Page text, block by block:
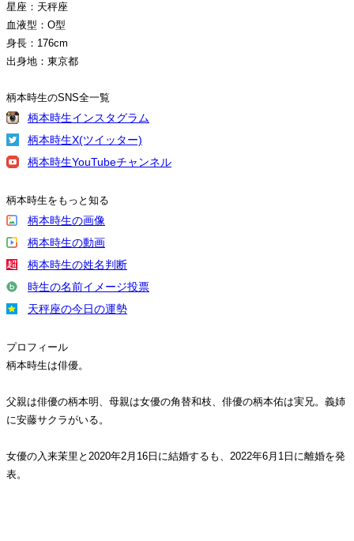
星座：天秤座
血液型：O型
身長：176cm
出身地：東京都
柄本時生のSNS全一覧
柄本時生インスタグラム
柄本時生X(ツイッター)
柄本時生YouTubeチャンネル
柄本時生をもっと知る
柄本時生の画像
柄本時生の動画
柄本時生の姓名判断
時生の名前イメージ投票
天秤座の今日の運勢
プロフィール
柄本時生は俳優。
父親は俳優の柄本明、母親は女優の角替和枝、俳優の柄本佑は実兄。義姉
に安藤サクラがいる。
女優の入来茉里と2020年2月16日に結婚するも、2022年6月1日に離婚を発
表。